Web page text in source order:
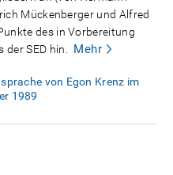
Mückenberger und Alfred
des in Vorbereitung
SED hin.
Mehr
von Egon Krenz im
1989